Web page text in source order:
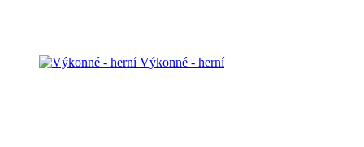
Výkonné - herní